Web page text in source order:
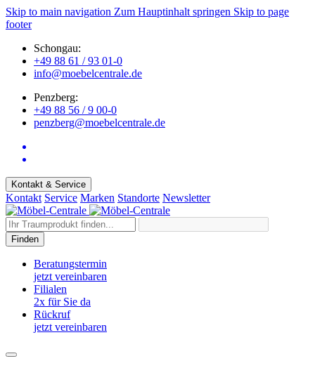
Skip to main navigation Zum Hauptinhalt springen Skip to page
footer
Schongau:
+49 88 61 / 93 01-0
info@moebelcentrale.de
Penzberg:
+49 88 56 / 9 00-0
penzberg@moebelcentrale.de
Kontakt & Service
Kontakt Service Marken Standorte Newsletter
Finden
Beratungstermin
jetzt vereinbaren
Filialen
2x für Sie da
Rückruf
jetzt vereinbaren